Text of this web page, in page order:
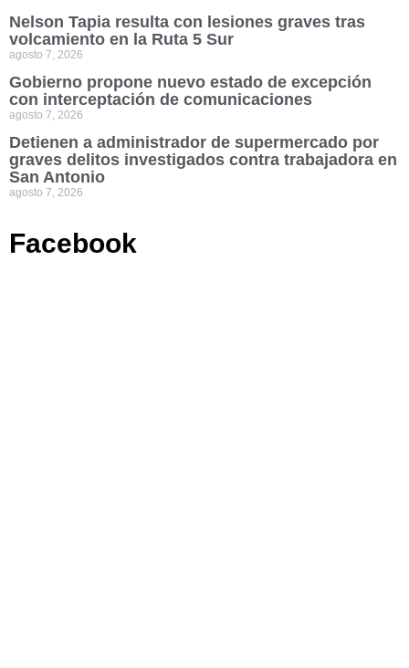
Nelson Tapia resulta con lesiones graves tras
volcamiento en la Ruta 5 Sur
agosto 7, 2026
Gobierno propone nuevo estado de excepción
con interceptación de comunicaciones
agosto 7, 2026
Detienen a administrador de supermercado por
graves delitos investigados contra trabajadora en
San Antonio
agosto 7, 2026
Facebook